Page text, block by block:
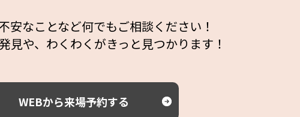
安なことなど何でもご相談ください！
見や、わくわくがきっと見つかります！
WEBから来場予約する